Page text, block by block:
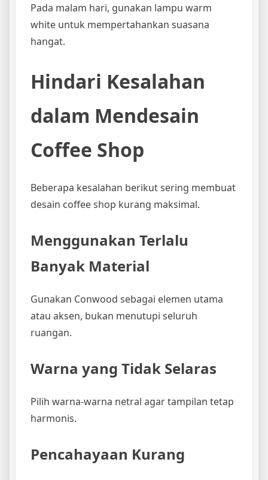
Pada malam hari, gunakan lampu warm
white untuk mempertahankan suasana
hangat.
Hindari Kesalahan
dalam Mendesain
Coffee Shop
Beberapa kesalahan berikut sering membuat
desain coffee shop kurang maksimal.
Menggunakan Terlalu
Banyak Material
Gunakan Conwood sebagai elemen utama
atau aksen, bukan menutupi seluruh
ruangan.
Warna yang Tidak Selaras
Pilih warna-warna netral agar tampilan tetap
harmonis.
Pencahayaan Kurang